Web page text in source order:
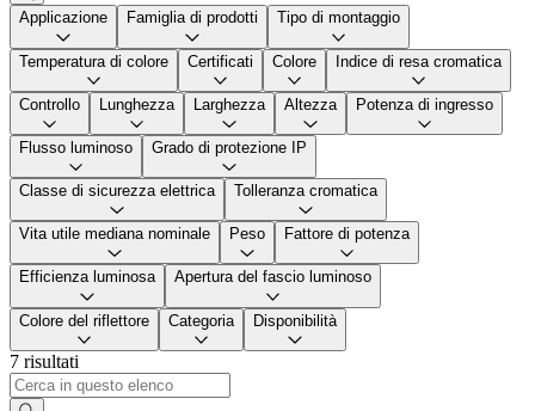
Applicazione Famiglia di prodotti Tipo di montaggio
Temperatura di colore Certificati Colore Indice di resa cromatica
Controllo Lunghezza Larghezza Altezza Potenza di ingresso
Flusso luminoso Grado di protezione IP
Classe di sicurezza elettrica Tolleranza cromatica
Vita utile mediana nominale Peso Fattore di potenza
Efficienza luminosa Apertura del fascio luminoso
Colore del riflettore Categoria Disponibilità
7 risultati